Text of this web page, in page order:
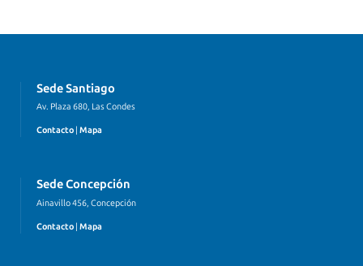
Sede Santiago
Av. Plaza 680, Las Condes
Contacto Mapa
Sede Concepción
Ainavillo 456, Concepción
Contacto | Mapa